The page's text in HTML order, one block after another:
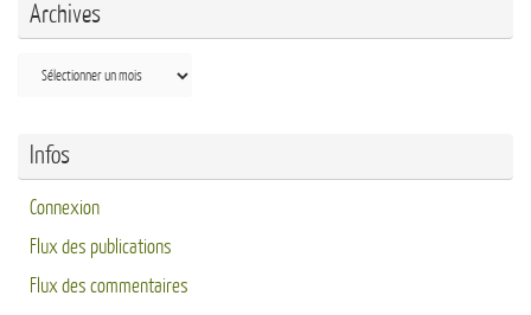
Archives
Archives
Infos
Connexion
Flux des publications
Flux des commentaires